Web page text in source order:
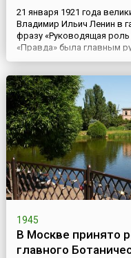
21 января 1921 года
Владимир Ильич Ленин в
фразу «Руководящая роль
«Правда» была главным
ежедневным
Ленин. Партия была
базе несколь...
1945
В Москве принято
главного